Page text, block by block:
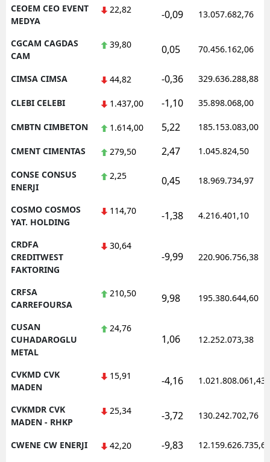
CEOEM CEO EVENT
MEDYA
22,82 -0,09 13.057.682,76
CGCAM CAGDAS
CAM
39,80 0,05 70.456.162,06
CIMSA CIMSA 44,82 -0,36 329.636.288,88
CLEBI CELEBI 1.437,00 -1,10 35.898.068,00
CMBTN CIMBETON 1.614,00 5,22 185.153.083,00
CMENT CIMENTAS 279,50 2,47 1.045.824,50
CONSE CONSUS
ENERJI
2,25 0,45 18.969.734,97
COSMO COSMOS
YAT. HOLDING
114,70 -1,38 4.216.401,10
CRDFA
CREDITWEST
FAKTORING
30,64
-9,99 220.906.756,38
CRFSA
CARREFOURSA
210,50 9,98 195.380.644,60
CUSAN
CUHADAROGLU
METAL
24,76
1,06 12.252.073,38
CVKMD CVK
MADEN
15,91 -4,16 1.021.808.061,43
CVKMDR CVK
MADEN - RHKP
25,34 -3,72 130.242.702,76
CWENE CW ENERJI 42,20 -9,83 12.159.626.735,62